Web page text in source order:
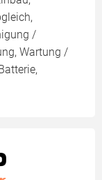
/
Wartung /